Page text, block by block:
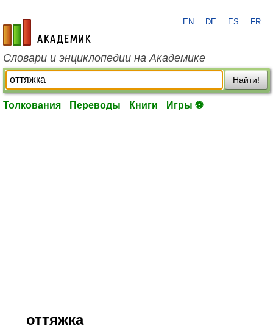
academic.ru
EN DE ES FR
Словари и энциклопедии на Академике
Найти!
Толкования Переводы Книги Игры ⚽
оттяжка